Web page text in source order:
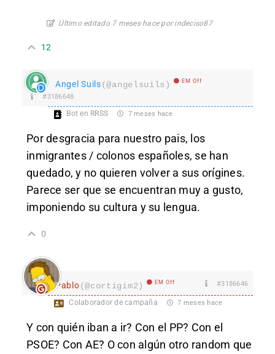
Último editado 7 meses hace por indeciso87
12
Angel Suils(@angelsuils) EM Off
#3186648
Bot en RRSS 7 meses hace
Por desgracia para nuestro pais, los
inmigrantes / colonos españoles, se han
quedado, y no quieren volver a sus orígines.
Parece ser que se encuentran muy a gusto,
imponiendo su cultura y su lengua.
0
Pablo(@cortigim2) EM Off #3186646
Colaborador de campaña 7 meses hace
Y con quién iban a ir? Con el PP? Con el
PSOE? Con AE? O con algún otro random que